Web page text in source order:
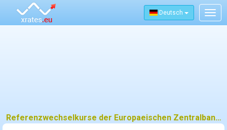
Deutsch
Referenzwechselkurse der Europaeischen Zentralbank (EZB) fuer 9 september 2015